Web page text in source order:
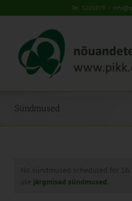
to
Tel: 5201078 |
Sündmused
No sündmused scheduled for
üle järgmised sündmused